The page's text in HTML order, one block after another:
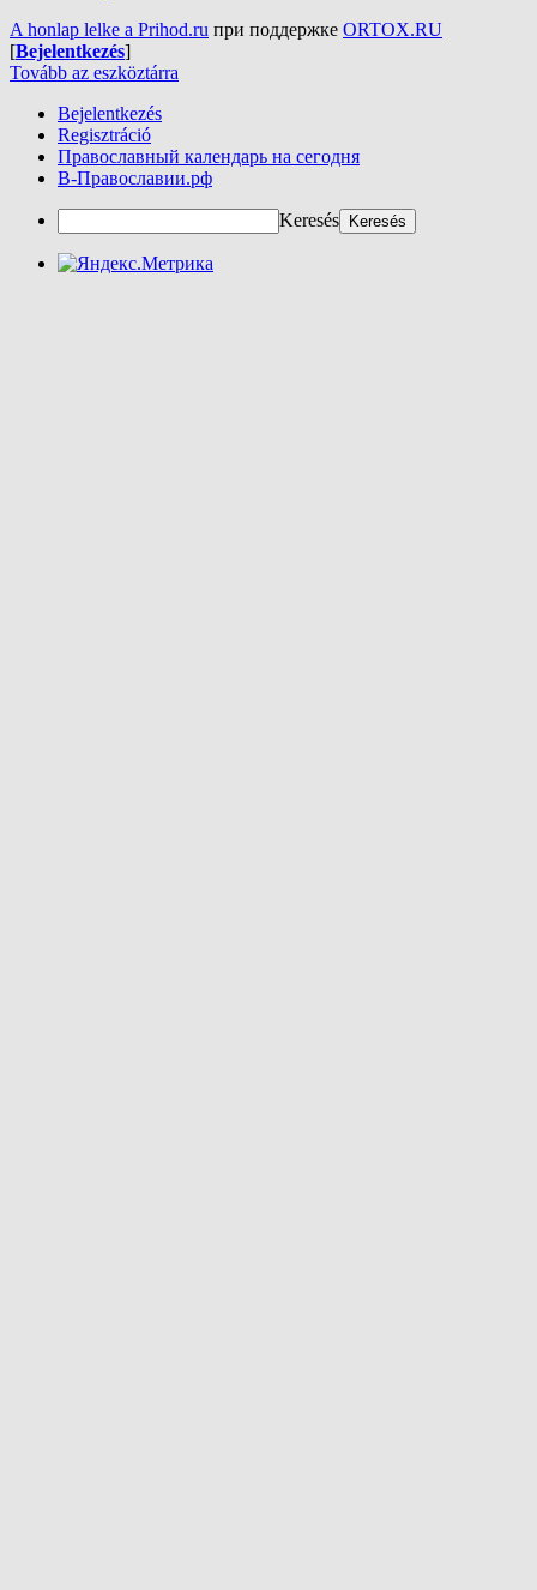
A honlap lelke a Prihod.ru при поддержке ORTOX.RU
[Bejelentkezés]
Tovább az eszköztárra
Bejelentkezés
Regisztráció
Православный календарь на сегодня
В-Православии.рф
Keresés